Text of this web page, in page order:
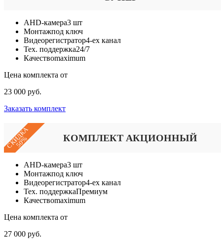
AHD-камера3 шт
Монтажпод ключ
Видеорегистратор4-ех канал
Тех. поддержка24/7
Качествоmaximum
Цена комплекта от
23 000 руб.
Заказать комплект
СКИДКА
50% КОМПЛЕКТ АКЦИОННЫЙ
AHD-камера3 шт
Монтажпод ключ
Видеорегистратор4-ех канал
Тех. поддержкаПремиум
Качествоmaximum
Цена комплекта от
27 000 руб.